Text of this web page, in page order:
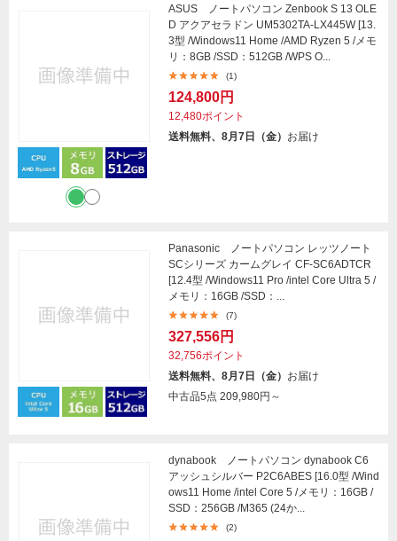
ASUS ノートパソコン Zenbook S 13 OLE
D アクアセラドン UM5302TA-LX445W [13.
3型 /Windows11 Home /AMD Ryzen 5 /メモ
リ：8GB /SSD：512GB /WPS O...
(1)
124,800円
12,480ポイント
送料無料、8月7日（金） お届け
Panasonic ノートパソコン レッツノート
SCシリーズ カームグレイ CF-SC6ADTCR
[12.4型 /Windows11 Pro /intel Core Ultra 5 /
メモリ：16GB /SSD：...
(7)
327,556円
32,756ポイント
送料無料、8月7日（金） お届け
中古品5点 209,980円～
dynabook ノートパソコン dynabook C6
アッシュシルバー P2C6ABES [16.0型 /Wind
ows11 Home /intel Core 5 /メモリ：16GB /
SSD：256GB /M365 (24か...
(2)